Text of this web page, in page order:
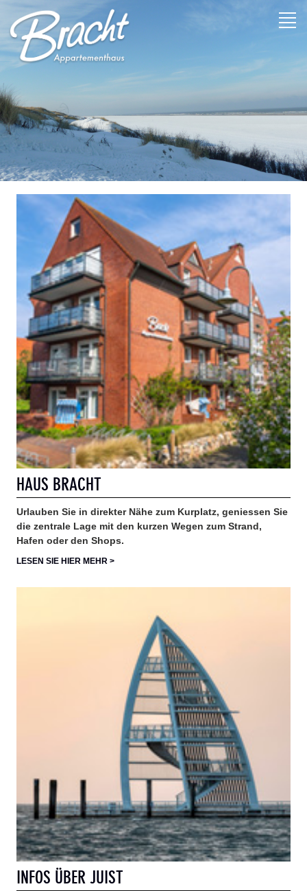
HAUS BRACHT
Urlauben Sie in direkter Nähe zum Kurplatz, geniessen Sie
die zentrale Lage mit den kurzen Wegen zum Strand,
Hafen oder den Shops.
LESEN SIE HIER MEHR >
INFOS ÜBER JUIST